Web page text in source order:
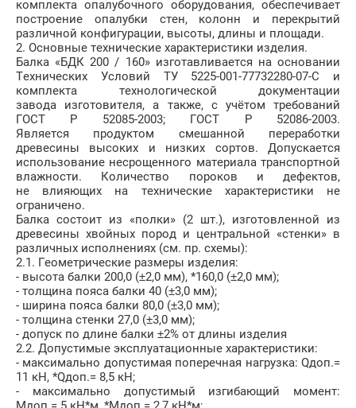
комплекта опалубочного оборудования, обеспечивает
построение опалубки стен, колонн и перекрытий
различной конфигурации, высоты, длины и площади.
2. Основные технические характеристики изделия.
Балка «БДК 200 / 160» изготавливается на основании
Технических Условий ТУ 5225-001-77732280-07-С и
комплекта технологической документации
завода изготовителя, а также, с учётом требований
ГОСТ Р 52085-2003; ГОСТ Р 52086-2003.
Является продуктом смешанной переработки
древесины высоких и низких сортов. Допускается
использование несрощенного материала транспортной
влажности. Количество пороков и дефектов,
не влияющих на технические характеристики не
ограничено.
Балка состоит из «полки» (2 шт.), изготовленной из
древесины хвойных пород и центральной «стенки» в
различных исполнениях (см. пр. схемы):
2.1. Геометрические размеры изделия:
- высота балки 200,0 (±2,0 мм), *160,0 (±2,0 мм);
- толщина пояса балки 40 (±3,0 мм);
- ширина пояса балки 80,0 (±3,0 мм);
- толщина стенки 27,0 (±3,0 мм);
- допуск по длине балки ±2% от длины изделия
2.2. Допустимые эксплуатационные характеристики:
- максимально допустимая поперечная нагрузка: Qдоп.=
11 кН, *Qдоп.= 8,5 кН;
- максимально допустимый изгибающий момент: